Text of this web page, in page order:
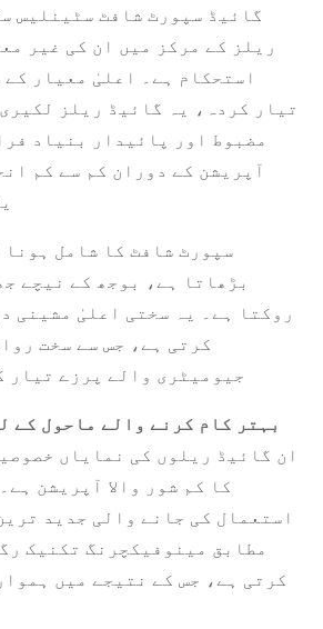
گائیڈ سپورٹ شافٹ سٹینلیس
ریلز کے مرکز میں ان کی غیر
استحکام ہے۔ اعلیٰ معیار
تیار کردہ، یہ گائیڈ ریلز
مضبوط اور پائیدار بنیاد
آپریشن کے دوران کم سے کم
سپورٹ شافٹ کا شامل ہونا
بڑھاتا ہے، بوجھ کے نیچے
روکتا ہے۔ یہ سختی اعلیٰ مشینی
کرتی ہے، جس سے سخت
جیومیٹری والے پرزے تیار
بہتر کام کرنے والے ماحول کے
ان گائیڈ ریلوں کی نمایاں
کا کم شور والا آپریشن
استعمال کی جانے والی جدید
مطابق مینوفیکچرنگ تکنیک
کرتی ہے، جس کے نتیجے میں